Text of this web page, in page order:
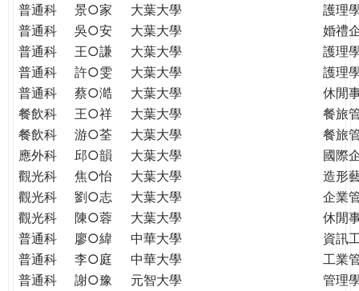
普通科
景○家 大葉大學
護理
普通科
吳○安 大葉大學
婚禮
普通科
王○謙 大葉大學
護理
普通科
許○雯 大葉大學
護理
普通科
蔡○澔 大葉大學
休閒
餐飲科
王○祥 大葉大學
餐旅
餐飲科
游○荃 大葉大學
餐旅
應外科
邱○韻 大葉大學
國際
觀光科
焦○怡 大葉大學
造形
觀光科
劉○志 大葉大學
企業
觀光科
陳○蓉 大葉大學
休閒
普通科
廖○緯 中華大學
資訊
普通科
李○庭 中華大學
工業
普通科
謝○豫 元智大學
管理